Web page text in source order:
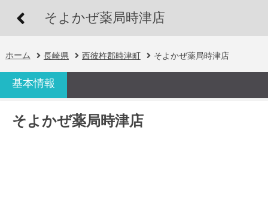
そよかぜ薬局時津店
ホーム 長崎県 西彼杵郡時津町 そよかぜ薬局時津店
基本情報
そよかぜ薬局時津店